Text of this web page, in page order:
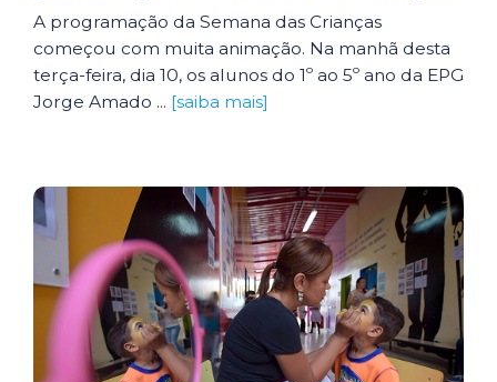
A programação da Semana das Crianças
começou com muita animação. Na manhã desta
terça-feira, dia 10, os alunos do 1º ao 5º ano da EPG
Jorge Amado ... [saiba mais]